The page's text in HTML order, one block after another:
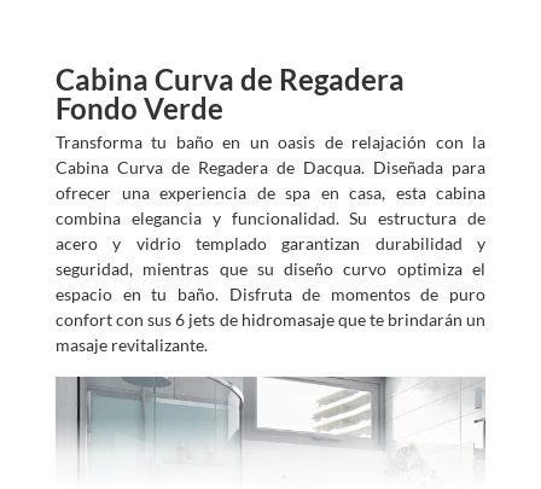
Cabina Curva de Regadera
Fondo Verde
Transforma tu baño en un oasis de relajación con la
Cabina Curva de Regadera de Dacqua. Diseñada para
ofrecer una experiencia de spa en casa, esta cabina
combina elegancia y funcionalidad. Su estructura de
acero y vidrio templado garantizan durabilidad y
seguridad, mientras que su diseño curvo optimiza el
espacio en tu baño. Disfruta de momentos de puro
confort con sus 6 jets de hidromasaje que te brindarán un
masaje revitalizante.